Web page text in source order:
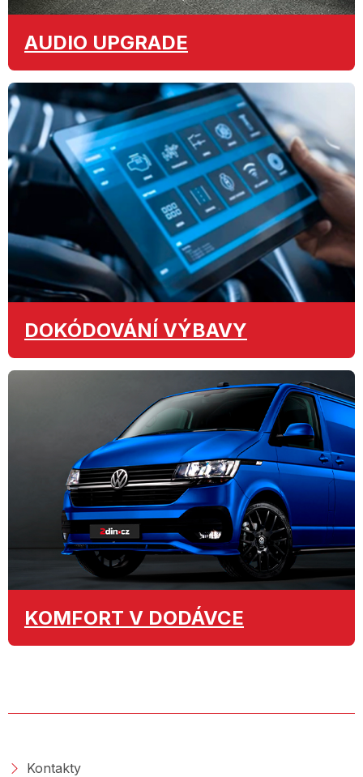
AUDIO UPGRADE
DOKÓDOVÁNÍ VÝBAVY
KOMFORT V DODÁVCE
Kontakty